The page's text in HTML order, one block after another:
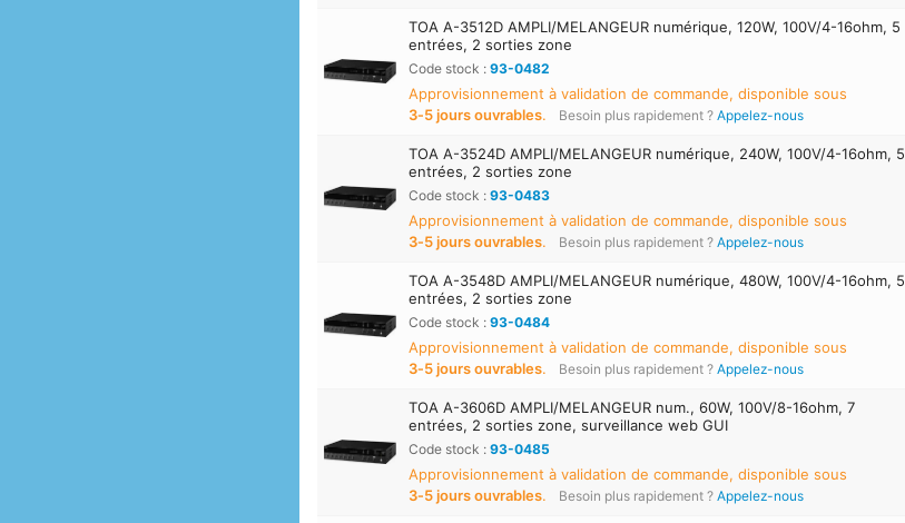
TOA A-3512D AMPLI/MELANGEUR numérique, 120W, 100V/4-16ohm, 5
entrées, 2 sorties zone
Code stock :93-0482
Approvisionnement à validation de commande, disponible sous
3‑5 jours ouvrables. Besoin plus rapidement ? Appelez-nous
TOA A-3524D AMPLI/MELANGEUR numérique, 240W, 100V/4-16ohm, 5
entrées, 2 sorties zone
Code stock :93-0483
Approvisionnement à validation de commande, disponible sous
3‑5 jours ouvrables. Besoin plus rapidement ? Appelez-nous
TOA A-3548D AMPLI/MELANGEUR numérique, 480W, 100V/4-16ohm, 5
entrées, 2 sorties zone
Code stock :93-0484
Approvisionnement à validation de commande, disponible sous
3‑5 jours ouvrables. Besoin plus rapidement ? Appelez-nous
TOA A-3606D AMPLI/MELANGEUR num., 60W, 100V/8-16ohm, 7
entrées, 2 sorties zone, surveillance web GUI
Code stock :93-0485
Approvisionnement à validation de commande, disponible sous
3‑5 jours ouvrables. Besoin plus rapidement ? Appelez-nous